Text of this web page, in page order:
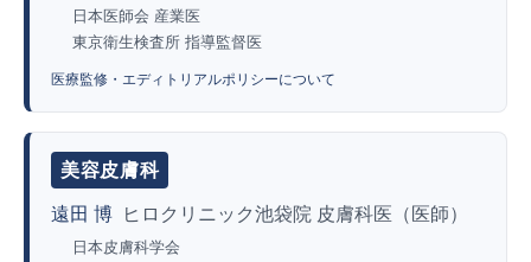
日本医師会 産業医
東京衛生検査所 指導監督医
医療監修・エディトリアルポリシーについて
美容皮膚科
遠田 博 ヒロクリニック池袋院 皮膚科医（医師）
日本皮膚科学会